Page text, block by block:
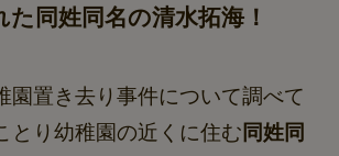
た同姓同名の清水拓海！
園置き去り事件について調べて
とり幼稚園の近くに住む 同姓同